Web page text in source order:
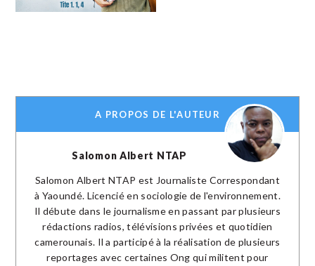
A PROPOS DE L'AUTEUR
Salomon Albert NTAP
Salomon Albert NTAP est Journaliste Correspondant
à Yaoundé. Licencié en sociologie de l'environnement.
Il débute dans le journalisme en passant par plusieurs
rédactions radios, télévisions privées et quotidien
camerounais. Il a participé à la réalisation de plusieurs
reportages avec certaines Ong qui militent pour